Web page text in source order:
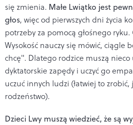
się zmienia. Małe Lwiątko jest
głos, więc od pierwszych dni życia
potrzeby za pomocą głośnego ryku.
Wysokość nauczy się mówić, ciągle
chcę". Dlatego rodzice muszą
dyktatorskie zapędy i uczyć go
uczuć innych ludzi (łatwiej to zrobić,
rodzeństwo).
Dzieci Lwy muszą wiedzieć, że są